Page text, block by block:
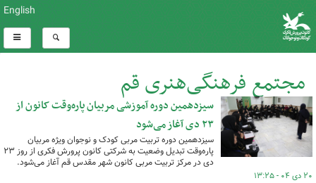
English
مجتمع فرهنگی‌هنری قم
کل اخبار:24
سیزدهمین دوره آموزشی مربیان پاره‌وقت کانون از
۲۳ دی آغاز می‌شود
سیزدهمین دوره تربیت مربی کودک و نوجوان ویژه مربیان
پاره‌وقت تبدیل وضعیت به شرکتی کانون پرورش فکری از روز ۲۳
دی در مرکز تربیت مربی کانون شهر مقدس قم آغاز می‌شود.
۲۰ دی ۰۴ - ۱۳:۲۵